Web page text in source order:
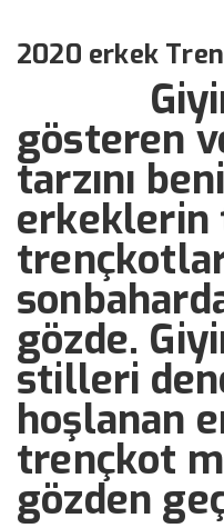
2020 erkek
gösteren
tarzını
gözde.
stilleri
hoşlanan
trençkot
gözden